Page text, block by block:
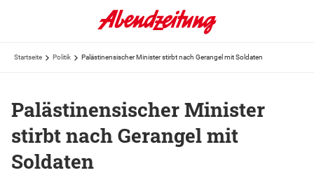
Startseite Politik Palästinensischer Minister stirbt nach Gerangel mit Soldaten
Palästinensischer Minister
stirbt nach Gerangel mit
Soldaten